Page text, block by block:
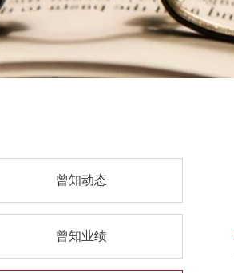
曾知动态
曾知业绩